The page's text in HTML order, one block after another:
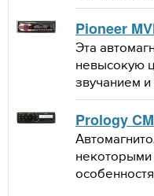
Pioneer
Эта
невысокую
звучанием
Prology